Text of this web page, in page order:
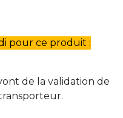
pour ce produit :
de la validation de